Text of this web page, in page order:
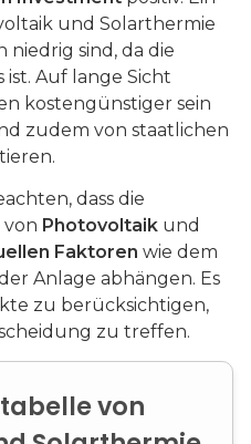
und Solarthermie
niedrig sind, da die
ist. Auf lange Sicht
kostengünstiger sein
zudem von staatlichen
dass die
von Photovoltaik und
Faktoren wie dem
Anlage abhängen. Es
zu berücksichtigen,
zu treffen.
von